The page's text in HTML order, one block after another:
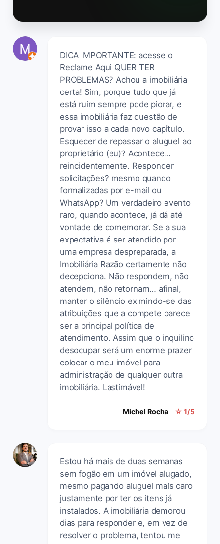
DICA IMPORTANTE: acesse o
Reclame Aqui QUER TER
PROBLEMAS? Achou a imobiliária
certa! Sim, porque tudo que já
está ruim sempre pode piorar, e
essa imobiliária faz questão de
provar isso a cada novo capítulo.
Esquecer de repassar o aluguel ao
proprietário (eu)? Acontece…
reincidentemente. Responder
solicitações? mesmo quando
formalizadas por e-mail ou
WhatsApp? Um verdadeiro evento
raro, quando acontece, já dá até
vontade de comemorar. Se a sua
expectativa é ser atendido por
uma empresa despreparada, a
Imobiliária Razão certamente não
decepciona. Não respondem, não
atendem, não retornam… afinal,
manter o silêncio eximindo-se das
atribuições que a compete parece
ser a principal política de
atendimento. Assim que o inquilino
desocupar será um enorme prazer
colocar o meu imóvel para
administração de qualquer outra
imobiliária. Lastimável!
Michel Rocha ☆ 1/5
Estou há mais de duas semanas
sem fogão em um imóvel alugado,
mesmo pagando aluguel mais caro
justamente por ter os itens já
instalados. A imobiliária demorou
dias para responder e, em vez de
resolver o problema, tentou me